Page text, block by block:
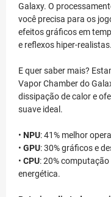
Galaxy. O
você precisa para os
efeitos gráficos em
e reflexos hiper-realistas.
E quer saber mais?
Vapor Chamber do
dissipação de calor e
suave ideal.
• NPU: 41% melhor
• GPU: 30% gráficos e
• CPU: 20%
energética.